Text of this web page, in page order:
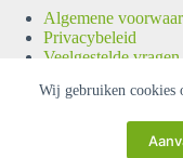
Wij gebruiken cookies
Algemene
Privacybeleid
Veelgestelde vragen
voorbehouden.